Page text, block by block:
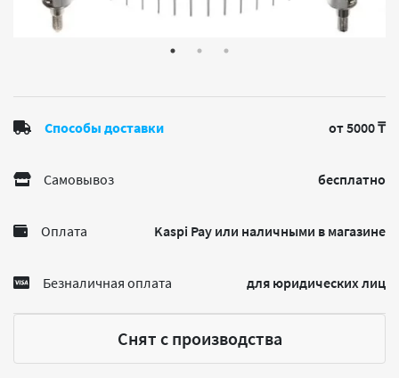
Способы доставки от 5000 ₸
Самовывоз бесплатно
Оплата Kaspi Pay или наличными в магазине
Безналичная оплата для юридических лиц
Снят с производства